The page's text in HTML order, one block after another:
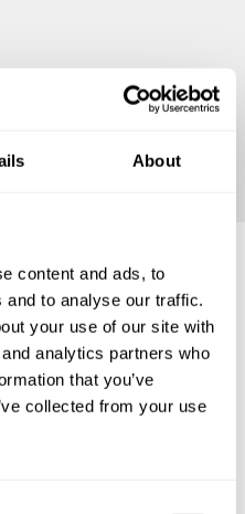
About
content and ads, to
to analyse our traffic.
your use of our site with
analytics partners who
that you’ve
collected from your use
les questions les plus
à Salon-de-Provence.